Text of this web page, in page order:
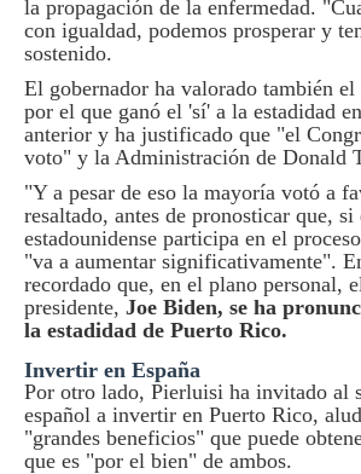
la propagación de la enfermedad.
con igualdad, podemos prosperar y
sostenido.
El gobernador ha valorado también el
por el que ganó el 'sí' a la estadidad
anterior y ha justificado que "el
voto" y la Administración de Donald
"Y a pesar de eso la mayoría votó a
resaltado, antes de pronosticar que, si
estadounidense participa en el
"va a aumentar significativamente".
recordado que, en el plano personal,
presidente, Joe Biden, se ha
la estadidad de Puerto Rico.
Invertir en España
Por otro lado, Pierluisi ha invitado al
español a invertir en Puerto Rico,
"grandes beneficios" que puede
que es "por el bien" de ambos.